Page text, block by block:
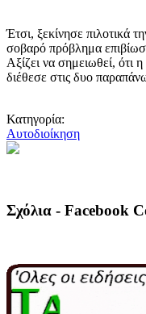
Έτσι, ξεκίνησε πιλοτικά
σοβαρό πρόβλημα
Αξίζει να σημειωθεί,
διέθεσε στις δυο
Κατηγορία:
Αυτοδιοίκηση
Σχόλια - Facebook